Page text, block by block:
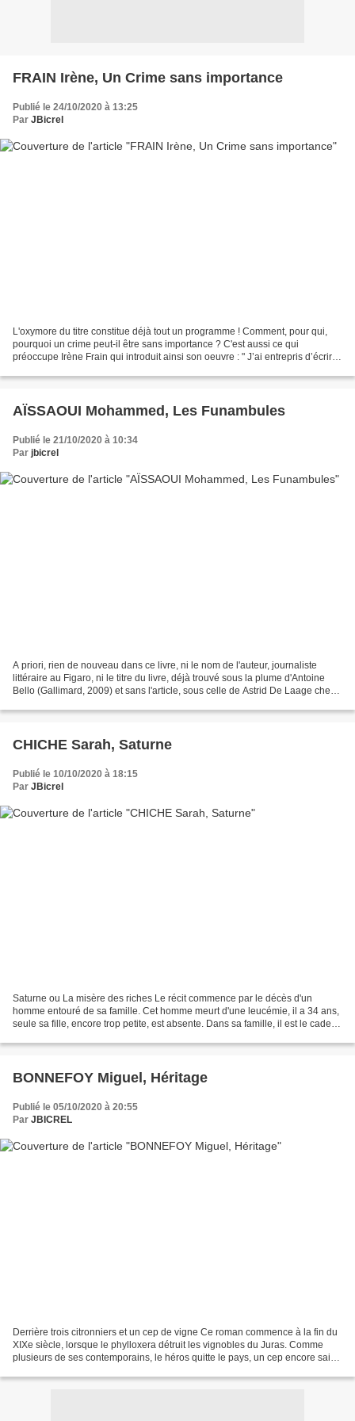
FRAIN Irène, Un Crime sans importance
Publié le 24/10/2020 à 13:25
Par JBicrel
L'oxymore du titre constitue déjà tout un programme ! Comment, pour qui,
pourquoi un crime peut-il être sans importance ? C'est aussi ce qui
préoccupe Irène Frain qui introduit ainsi son oeuvre : " J’ai entrepris d’écrire
AÏSSAOUI Mohammed, Les Funambules
Publié le 21/10/2020 à 10:34
Par jbicrel
A priori, rien de nouveau dans ce livre, ni le nom de l'auteur, journaliste
littéraire au Figaro, ni le titre du livre, déjà trouvé sous la plume d'Antoine
Bello (Gallimard, 2009) et sans l'article, sous celle de Astrid De Laage chez
CHICHE Sarah, Saturne
Publié le 10/10/2020 à 18:15
Par JBicrel
Saturne ou La misère des riches Le récit commence par le décès d'un
homme entouré de sa famille. Cet homme meurt d'une leucémie, il a 34 ans,
seule sa fille, encore trop petite, est absente. Dans sa famille, il est le cadet
BONNEFOY Miguel, Héritage
Publié le 05/10/2020 à 20:55
Par JBICREL
Derrière trois citronniers et un cep de vigne Ce roman commence à la fin du
XIXe siècle, lorsque le phylloxera détruit les vignobles du Juras. Comme
plusieurs de ses contemporains, le héros quitte le pays, un cep encore sain